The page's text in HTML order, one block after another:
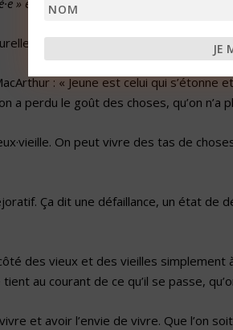
» et être « vieux·vieille » ? Si oui, laquelle ?
Ce sont simplement les années qui
: « Jeune est celui qui s’étonne
a perdu le goût des choses, qu’on n’a
On peut vivre des tas de
Ça dit une défaillance, un état de
des vieux et des vieilles simplement
tient au courant de ce qu’il se passe,
et avoir l’envie de vivre. Que l’on
Nom